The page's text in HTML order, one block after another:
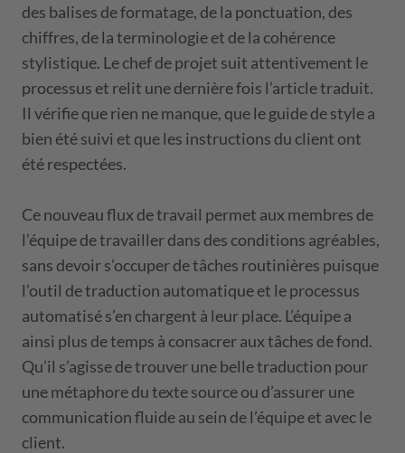
des balises de formatage, de la ponctuation, des
chiffres, de la terminologie et de la cohérence
stylistique. Le chef de projet suit attentivement le
processus et relit une dernière fois l’article traduit.
Il vérifie que rien ne manque, que le guide de style a
bien été suivi et que les instructions du client ont
été respectées.
Ce nouveau flux de travail permet aux membres de
l’équipe de travailler dans des conditions agréables,
sans devoir s’occuper de tâches routinières puisque
l’outil de traduction automatique et le processus
automatisé s’en chargent à leur place. L’équipe a
ainsi plus de temps à consacrer aux tâches de fond.
Qu’il s’agisse de trouver une belle traduction pour
une métaphore du texte source ou d’assurer une
communication fluide au sein de l’équipe et avec le
client.